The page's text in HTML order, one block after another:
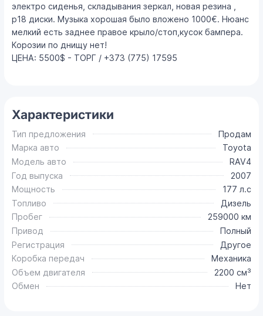
электро сиденья, складывания зеркал, новая резина ,
р18 диски. Музыка хорошая было вложено 1000€. Нюанс
мелкий есть заднее правое крыло/стоп,кусок бампера.
Корозии по днищу нет!
ЦЕНА: 5500$ - ТОРГ / +373 (775) 17595
Характеристики
Тип предложения
Продам
Марка авто
Toyota
Модель авто
RAV4
Год выпуска
2007
Мощность
177 л.с
Топливо
Дизель
Пробег
259000 км
Привод
Полный
Регистрация
Другое
Коробка передач
Механика
Объем двигателя
2200 см³
Обмен
Нет